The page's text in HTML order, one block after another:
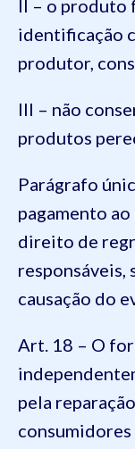
II – o produto
identificação
produtor,
III – não
produtos
Parágrafo
pagamento
direito de
responsáveis,
causação do
Art. 18 – O
pela